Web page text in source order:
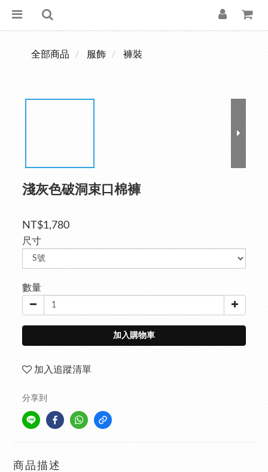
全部商品 服飾 褲裝
淺灰色破洞束口棉褲
NT$1,780
尺寸
數量
加入購物車
加入追蹤清單
分享到
商品描述